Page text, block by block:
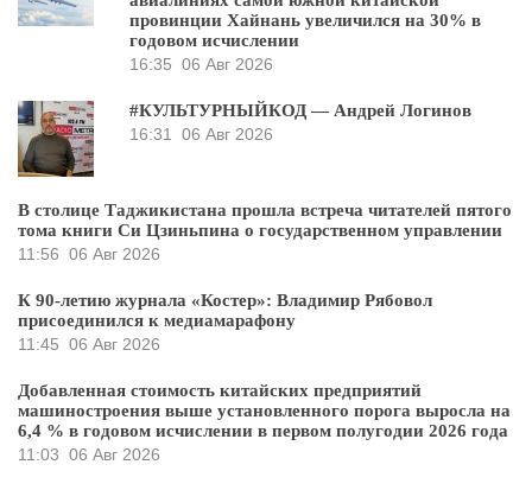
провинции Хайнань увеличился на 30% в
годовом исчислении
16:35 06 Авг 2026
#КУЛЬТУРНЫЙКОД — Андрей Логинов
16:31
06 Авг 2026
В столице Таджикистана прошла встреча читателей пятого
тома книги Си Цзиньпина о государственном управлении
11:56 06 Авг 2026
К 90-летию журнала «Костер»: Владимир Рябовол
присоединился к медиамарафону
11:45 06 Авг 2026
Добавленная стоимость китайских предприятий
машиностроения выше установленного порога выросла на
6,4 % в годовом исчислении в первом полугодии 2026 года
11:03 06 Авг 2026